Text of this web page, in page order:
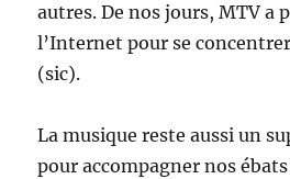
autres. De nos jours, MTV a
l’Internet pour se
(sic).
La musique reste aussi un
pour accompagner nos